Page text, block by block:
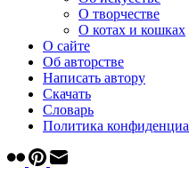
О творчестве
О котах и кошках
О сайте
Об авторстве
Написать автору
Скачать
Cловарь
Политика